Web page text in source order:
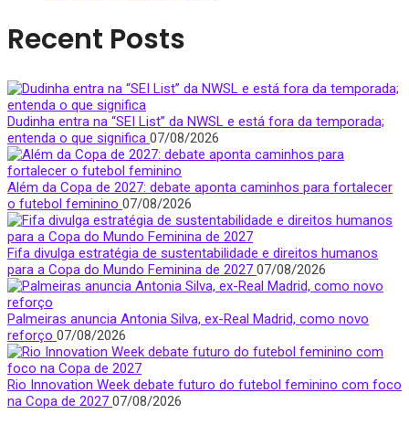
Recent Posts
Dudinha entra na “SEI List” da NWSL e está fora da temporada;
entenda o que significa 07/08/2026
Além da Copa de 2027: debate aponta caminhos para fortalecer
o futebol feminino 07/08/2026
Fifa divulga estratégia de sustentabilidade e direitos humanos
para a Copa do Mundo Feminina de 2027 07/08/2026
Palmeiras anuncia Antonia Silva, ex-Real Madrid, como novo
reforço 07/08/2026
Rio Innovation Week debate futuro do futebol feminino com foco
na Copa de 2027 07/08/2026